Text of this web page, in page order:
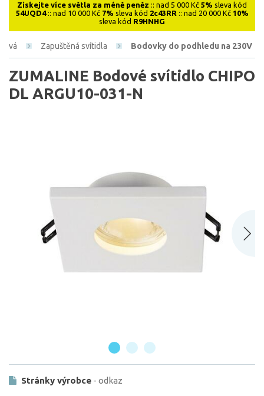
Získejte více světla za méně peněz :: nad 5 000 Kč 5% sleva kód
54UQD4:: nad 10 000 Kč 7% sleva kód 2c43RR :: nad 20 000 Kč 10%
sleva kód R9HNHG
Zapuštěná svítidla Bodovky do podhledu na 230V
ZUMALINE Bodové svítidlo CHIPO
DL ARGU10-031-N
Stránky výrobce - odkaz